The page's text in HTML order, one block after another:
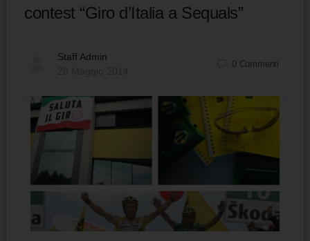
contest “Giro d’Italia a Sequals”
Staff Admin
0 Commenti